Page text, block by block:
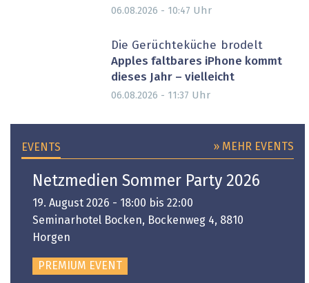
06.08.2026 - 10:47 Uhr
Die Gerüchteküche brodelt
Apples faltbares iPhone kommt
dieses Jahr – vielleicht
06.08.2026 - 11:37 Uhr
EVENTS » MEHR EVENTS
Netzmedien Sommer Party 2026
19. August 2026 - 18:00 bis 22:00
Seminarhotel Bocken, Bockenweg 4, 8810
Horgen
PREMIUM EVENT